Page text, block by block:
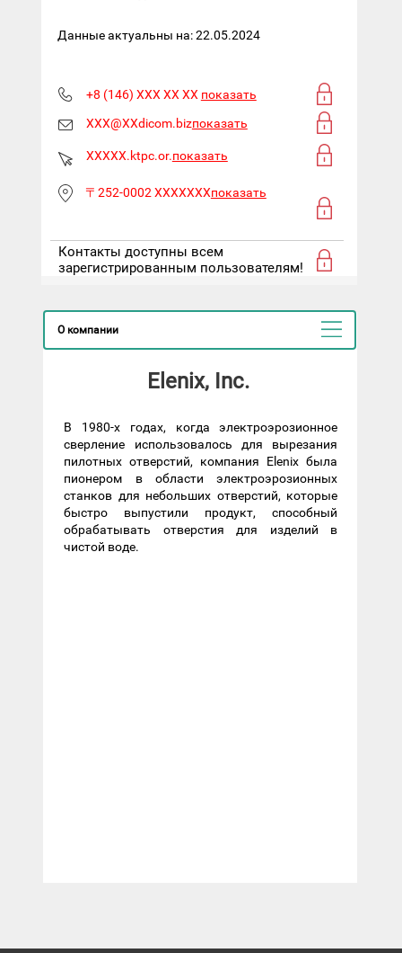
Данные актуальны на: 22.05.2024
+8 (146) XXX XX XX показать
XXX@XXdicom.bizпоказать
XXXXX.ktpc.or.показать
〒252-0002 XXXXXXXпоказать
Контакты доступны всем
зарегистрированным пользователям!
О компании
Elenix, Inc.
В 1980-х годах, когда электроэрозионное
сверление использовалось для вырезания
пилотных отверстий, компания Elenix была
пионером в области электроэрозионных
станков для небольших отверстий, которые
быстро выпустили продукт, способный
обрабатывать отверстия для изделий в
чистой воде.